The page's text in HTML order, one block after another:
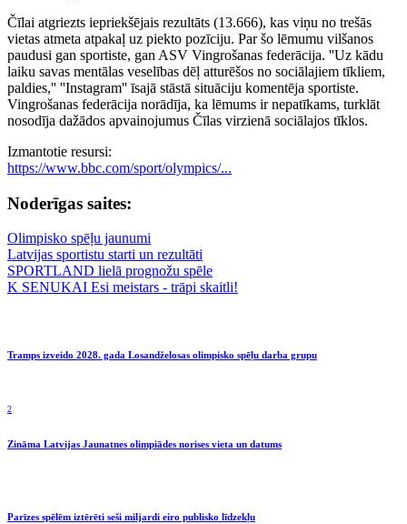
Čīlai atgriezts iepriekšējais rezultāts (13.666), kas viņu no trešās
vietas atmeta atpakaļ uz piekto pozīciju. Par šo lēmumu vilšanos
paudusi gan sportiste, gan ASV Vingrošanas federācija. ''Uz kādu
laiku savas mentālas veselības dēļ atturēšos no sociālajiem tīkliem,
paldies,'' ''Instagram'' īsajā stāstā situāciju komentēja sportiste.
Vingrošanas federācija norādīja, ka lēmums ir nepatīkams, turklāt
nosodīja dažādos apvainojumus Čīlas virzienā sociālajos tīklos.
Izmantotie resursi:
https://www.bbc.com/sport/olympics/...
Noderīgas saites:
Olimpisko spēļu jaunumi
Latvijas sportistu starti un rezultāti
SPORTLAND lielā prognožu spēle
K SENUKAI Esi meistars - trāpi skaitli!
Tramps izveido 2028. gada Losandželosas olimpisko spēļu darba grupu
2
Zināma Latvijas Jaunatnes olimpiādes norises vieta un datums
Parīzes spēlēm iztērēti seši miljardi eiro publisko līdzekļu